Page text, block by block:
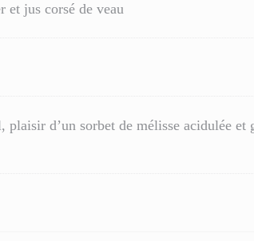
et jus corsé de veau
d’un sorbet de mélisse acidulée et